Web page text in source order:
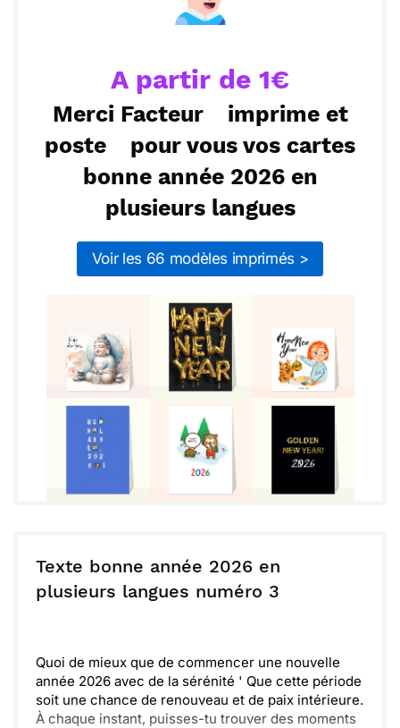
Envoyer via Whatsapp
A partir de 1€
Merci Facteur
imprime et
poste
pour vous vos cartes
bonne année 2026 en
plusieurs langues
Voir les 66 modèles imprimés >
Texte bonne année 2026 en
plusieurs langues numéro 3
Quoi de mieux que de commencer une nouvelle
année 2026 avec de la sérénité ' Que cette période
soit une chance de renouveau et de paix intérieure.
À chaque instant, puisses-tu trouver des moments